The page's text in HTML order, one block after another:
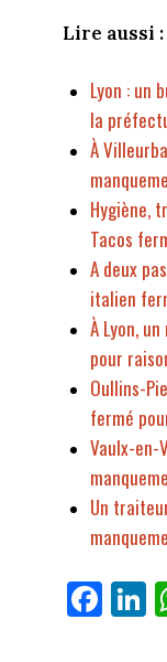
Lire aussi :
Lyon : un
la
À
Hygiène,
Tacos
A deux
italien
À Lyon,
pour
Oullins-
fermé
Vaulx-en-
Un
Fa
ce
Li